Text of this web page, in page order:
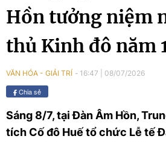
Hồn tưởng niệm
thủ Kinh đô năm
VĂN HÓA - GIẢI TRÍ 16:47 08/07/2026
Chia sẻ
Sáng 8/7, tại Đàn Âm Hồn,
tích Cố đô Huế tổ chức Lễ tế